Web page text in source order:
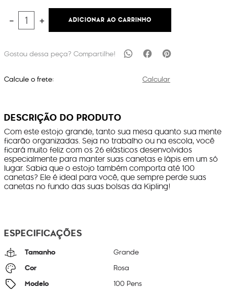
＋
－ ADICIONAR AO CARRINHO
Calcule o frete: Calcular
DESCRIÇÃO DO PRODUTO
Com este estojo grande, tanto sua mesa quanto sua mente
ficarão organizadas. Seja no trabalho ou na escola, você
ficará muito feliz com os 26 elásticos desenvolvidos
especialmente para manter suas canetas e lápis em um só
lugar. Sabia que o estojo também comporta até 100
canetas? Ele é ideal para você, que sempre perde suas
canetas no fundo das suas bolsas da Kipling!
ESPECIFICAÇÕES
Tamanho Grande
Cor Rosa
Modelo 100 Pens